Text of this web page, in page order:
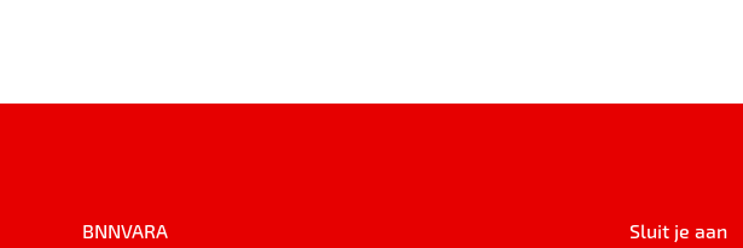
BNNVARA Sluit je aan